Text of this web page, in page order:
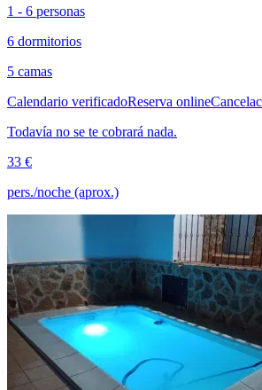
1 - 6 personas
6 dormitorios
5 camas
Calendario verificadoReserva online
Todavía no se te cobrará nada.
33 €
pers./noche (aprox.)